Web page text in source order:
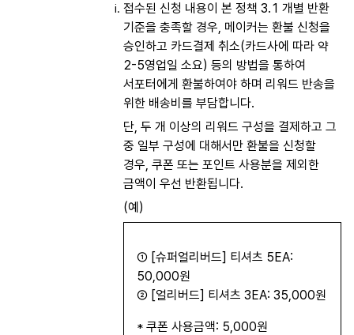
접수된 신청 내용이 본 정책 3.1 개별 반환
기준을 충족할 경우, 메이커는 환불 신청을
승인하고 카드결제 취소(카드사에 따라 약
2-5영업일 소요) 등의 방법을 통하여
서포터에게 환불하여야 하며 리워드 반송을
위한 배송비를 부담합니다.
단, 두 개 이상의 리워드 구성을 결제하고 그
중 일부 구성에 대해서만 환불을 신청할
경우, 쿠폰 또는 포인트 사용분을 제외한
금액이 우선 반환됩니다.
(예)
① [슈퍼얼리버드] 티셔츠 5EA:
50,000원
② [얼리버드] 티셔츠 3EA: 35,000원
* 쿠폰 사용금액: 5,000원